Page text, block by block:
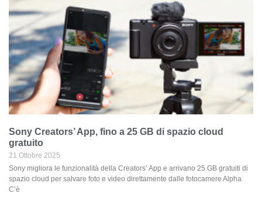
Sony Creators’ App, fino a 25 GB di spazio cloud
gratuito
21 Ottobre 2025
Sony migliora le funzionalità della Creators’ App e arrivano 25 GB gratuiti di
spazio cloud per salvare foto e video direttamente dalle fotocamere Alpha
C’è